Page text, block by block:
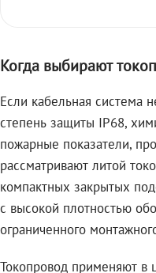
Когда выбирают
Если кабельная система
степень защиты IP68,
пожарные показатели,
рассматривают литой
компактных закрытых
с высокой плотностью
ограниченного
Токопровод применяют в